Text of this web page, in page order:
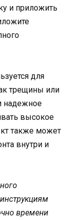
и приложить
для
трещины или
надежное
высокое
также может
внутри и
времени